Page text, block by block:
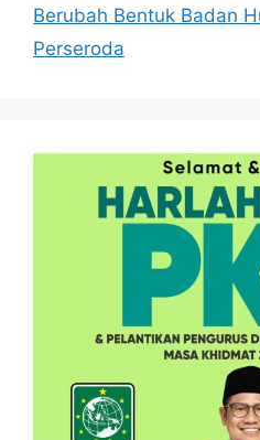
Berubah Bentuk Badan
Perseroda